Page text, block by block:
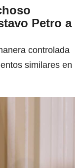
Petro a
controlada
similares en